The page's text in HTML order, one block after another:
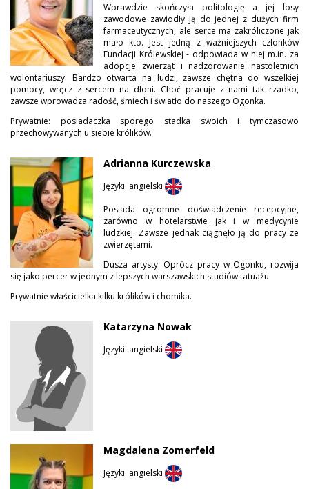
Wprawdzie skończyła politologię a jej losy
zawodowe zawiodły ją do jednej z dużych firm
farmaceutycznych, ale serce ma zakróliczone jak
mało kto. Jest jedną z ważniejszych członków
Fundacji Królewskiej - odpowiada w niej m.in. za
adopcje zwierząt i nadzorowanie nastoletnich
wolontariuszy. Bardzo otwarta na ludzi, zawsze chętna do wszelkiej
pomocy, wręcz z sercem na dłoni. Choć pracuje z nami tak rzadko,
zawsze wprowadza radość, śmiech i światło do naszego Ogonka.
Prywatnie: posiadaczka sporego stadka swoich i tymczasowo
przechowywanych u siebie królików.
Adrianna Kurczewska
Języki: angielski
Posiada ogromne doświadczenie recepcyjne,
zarówno w hotelarstwie jak i w medycynie
ludzkiej. Zawsze jednak ciągnęło ją do pracy ze
zwierzętami.
Dusza artysty. Oprócz pracy w Ogonku, rozwija
się jako percer w jednym z lepszych warszawskich studiów tatuażu.
Prywatnie właścicielka kilku królików i chomika.
Katarzyna Nowak
Języki: angielski
Magdalena Zomerfeld
Języki: angielski